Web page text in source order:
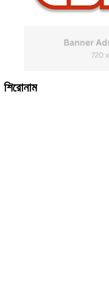
শিরোনাম